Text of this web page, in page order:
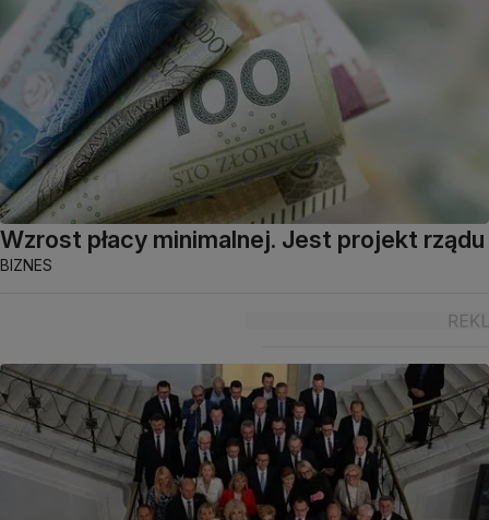
Wzrost płacy minimalnej. Jest projekt rządu
BIZNES